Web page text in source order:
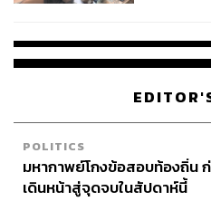
จ่ายหนี้-แ
POLITICS
มหากาพย์โกงข้อสอบท้องถิ่น
เดินหน้าสู่จุดจบในสัปดาห์นี้